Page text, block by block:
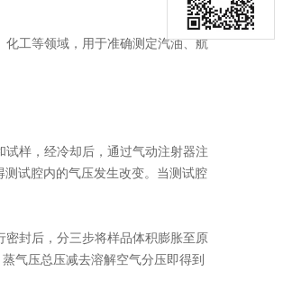
化工等领域，用于准确测定汽油、航
样，经冷却后，通过气动注射器注
试腔内的气压发生改变。当测试腔
封后，分三步将样品体积膨胀至原
气压总压减去溶解空气分压即得到